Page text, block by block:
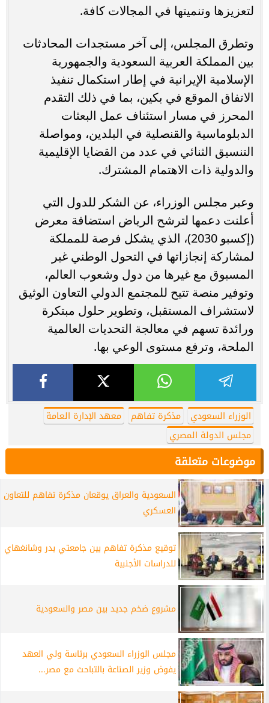
لتعزيزها وتنميتها في المجالات كافة.
وتطرق المجلس، إلى آخر مستجدات المحادثات
بين المملكة العربية السعودية والجمهورية
الإسلامية الإيرانية في إطار استكمال تنفيذ
الاتفاق الموقع في بكين، بما في ذلك التقدم
المحرز في مسار استئناف عمل البعثات
الدبلوماسية والقنصلية في البلدين، ومواصلة
التنسيق الثنائي في عدد من القضايا الإقليمية
والدولية ذات الاهتمام المشترك.
وعبر مجلس الوزراء، عن الشكر للدول التي
أعلنت دعمها لترشح الرياض استضافة معرض
(إكسبو 2030)، الذي يشكل فرصة للمملكة
لمشاركة إنجازاتها في التحول الوطني غير
المسبوق مع غيرها من دول وشعوب العالم،
وتوفير منصة تتيح للمجتمع الدولي التعاون الوثيق
لاستشراف المستقبل، وتطوير حلول مبتكرة
ورائدة تسهم في معالجة التحديات العالمية
الملحة، وترفع مستوى الوعي بها.
الوزراء السعودي مذكرة تفاهم
معهد الإدارة العامة
مجلس الدولة المصري
موضوعات متعلقة
السعودية والعراق يوقعان مذكرة تفاهم للتعاون
العسكري
توقيع مذكرة تفاهم بين جامعتي بدر وشانغهاي
للدراسات الأجنبية
مشروع ضخم جديد بين مصر والسعودية
مجلس الوزراء السعودي برئاسة ولي العهد
يفوض وزير الصناعة بالتباحث مع مصر...